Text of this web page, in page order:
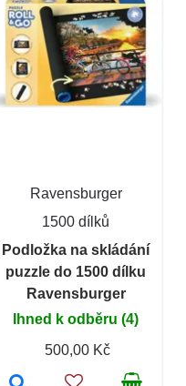
Ravensburger
1500 dílků
Podložka na skládání
puzzle do 1500 dílku
Ravensburger
Ihned k odběru (4)
500,00 Kč